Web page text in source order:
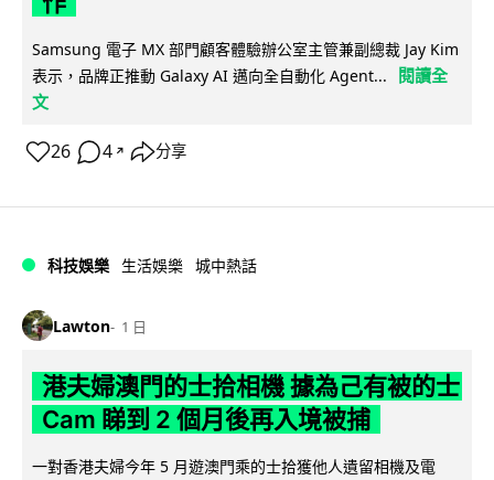
Samsung 電子 MX 部門顧客體驗辦公室主管兼副總裁 Jay Kim
表示，品牌正推動 Galaxy AI 邁向全自動化 Agent...
閱讀全
文
26 4 ↗ 分享
科技娛樂 生活娛樂 城中熱話
Lawton 1 日
港夫婦澳門的士拾相機 據為己有被的士
Cam 睇到 2 個月後再入境被捕
一對香港夫婦今年 5 月遊澳門乘的士拾獲他人遺留相機及電